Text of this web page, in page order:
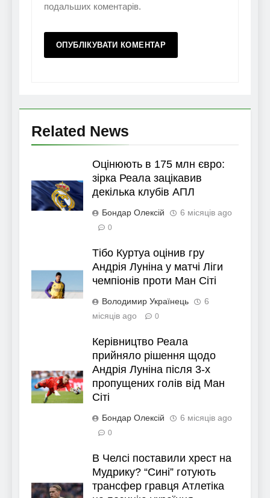
подальших коментарів.
Related News
Оцінюють в 175 млн євро:
зірка Реала зацікавив
декілька клубів АПЛ
Бондар Олексій 6 місяців ago
0
Тібо Куртуа оцінив гру
Андрія Луніна у матчі Ліги
чемпіонів проти Ман Сіті
Володимир Українець
6
місяців ago
0
Керівництво Реала
прийняло рішення щодо
Андрія Луніна після 3-х
пропущених голів від Ман
Сіті
Бондар Олексій 6 місяців ago
0
В Челсі поставили хрест на
Мудрику? “Сині” готують
трансфер гравця Атлетіка